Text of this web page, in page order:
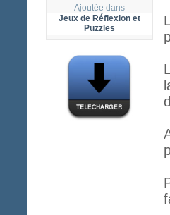
Ajoutée dans
Jeux de Réflexion et
Puzzles